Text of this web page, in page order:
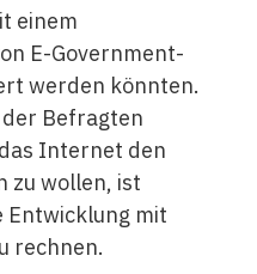
einem
E-Government-
werden könnten.
Befragten
Internet den
zu wollen, ist
Entwicklung mit
rechnen.